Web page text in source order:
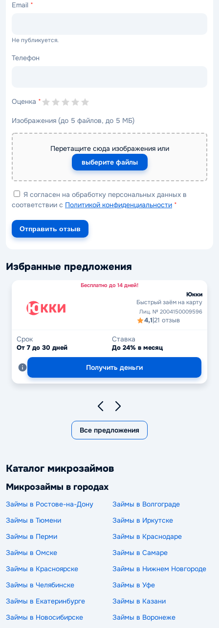
Email *
Не публикуется.
Телефон
Оценка *
Изображения (до 5 файлов, до 5 МБ)
Перетащите сюда изображения или
выберите файлы
Я согласен на обработку персональных данных в
соответствии с Политикой конфиденциальности *
Отправить отзыв
Избранные предложения
Бесплатно до 14 дней!
Юкки
Быстрый заём на карту
Лиц. № 2004150009596
4,1|21 отзыв
Срок
От 7 до 30 дней
Ставка
До 24% в месяц
Получить деньги
Все предложения
Каталог микрозаймов
Микрозаймы в городах
Займы в Ростове-на-Дону
Займы в Волгограде
Займы в Тюмени
Займы в Иркутске
Займы в Перми
Займы в Краснодаре
Займы в Омске
Займы в Самаре
Займы в Красноярске
Займы в Нижнем Новгороде
Займы в Челябинске
Займы в Уфе
Займы в Екатеринбурге
Займы в Казани
Займы в Новосибирске
Займы в Воронеже